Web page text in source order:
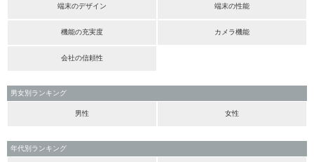
端末のデザイン 端末の性能
機能の充実度 カメラ機能
会社の信頼性
男女別ランキング
男性 女性
年代別ランキング